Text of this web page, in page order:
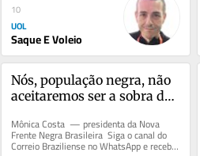
10
UOL
Saque E Voleio
Nós, população negra, não
aceitaremos ser a sobra da
Mônica Costa  — presidenta da Nova
Frente Negra Brasileira  Siga o canal do
Correio Braziliense no WhatsApp e receba